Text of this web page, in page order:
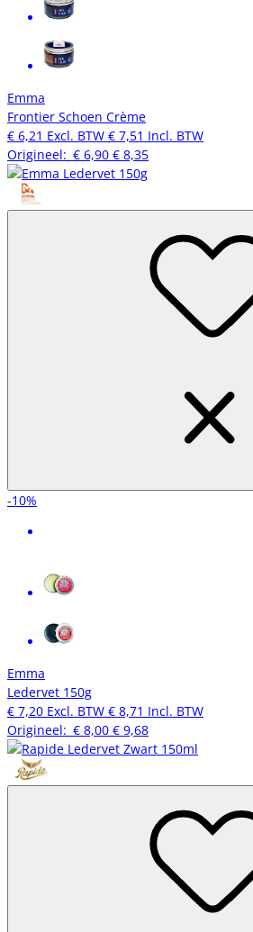
Emma
Frontier Schoen Crème
€ 6,21 Excl. BTW € 7,51 Incl. BTW
Origineel: € 6,90 € 8,35
-10%
Emma
Ledervet 150g
€ 7,20 Excl. BTW € 8,71 Incl. BTW
Origineel: € 8,00 € 9,68